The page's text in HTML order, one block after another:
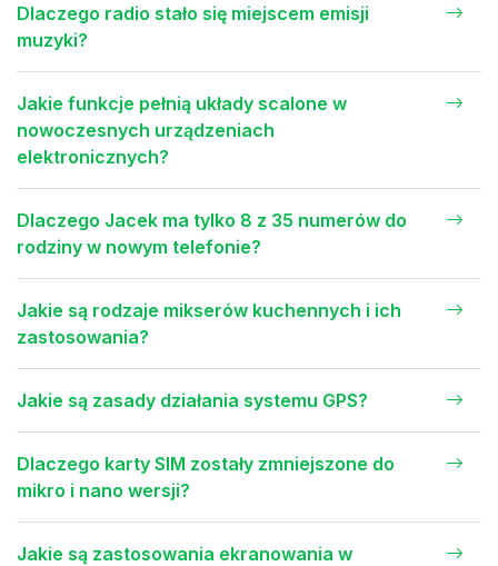
Dlaczego radio stało się miejscem emisji
muzyki?
Jakie funkcje pełnią układy scalone w
nowoczesnych urządzeniach
elektronicznych?
Dlaczego Jacek ma tylko 8 z 35 numerów do
rodziny w nowym telefonie?
Jakie są rodzaje mikserów kuchennych i ich
zastosowania?
Jakie są zasady działania systemu GPS?
Dlaczego karty SIM zostały zmniejszone do
mikro i nano wersji?
Jakie są zastosowania ekranowania w